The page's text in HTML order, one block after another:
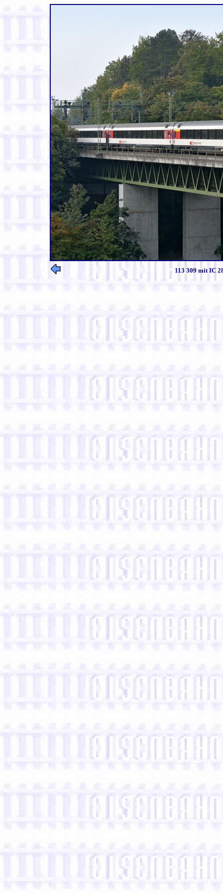
113 309 mit IC